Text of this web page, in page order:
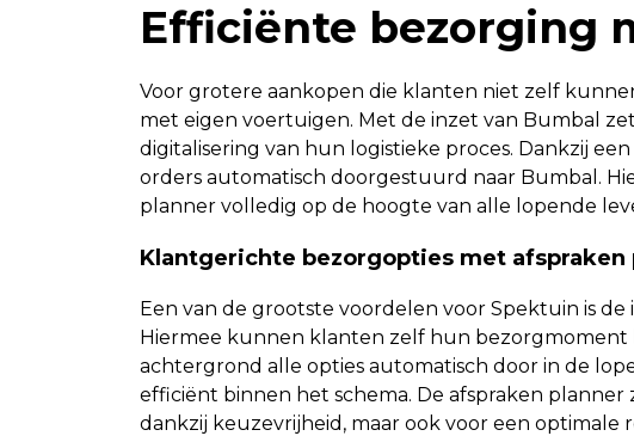
Efficiënte bezorging
Voor grotere aankopen die klanten niet zelf
met eigen voertuigen. Met de inzet van Bumbal
digitalisering van hun logistieke proces. Dankzij
orders automatisch doorgestuurd naar Bumbal.
planner volledig op de hoogte van alle lopende
Klantgerichte bezorgopties met afspraken
Een van de grootste voordelen voor Spektuin is de
Hiermee kunnen klanten zelf hun
achtergrond alle opties automatisch door in de
efficiënt binnen het schema. De afspraken
dankzij keuzevrijheid, maar ook voor een